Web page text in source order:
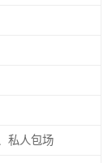
私人包场